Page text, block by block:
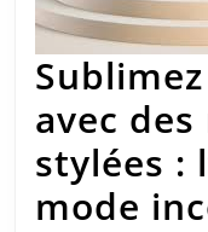
avec
stylées :
mode